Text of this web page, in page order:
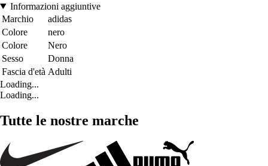
Informazioni aggiuntive
Marchio
adidas
Colore
nero
Colore
Nero
Sesso
Donna
Fascia d'età Adulti
Loading...
Loading...
Tutte le nostre marche